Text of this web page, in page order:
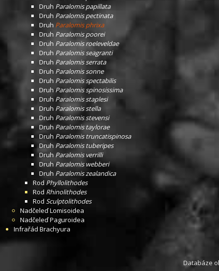
Druh Paralomis papillata
Druh Paralomis pectinata
Druh Paralomis phrixa
Druh Paralomis poorei
Druh Paralomis roeleveldae
Druh Paralomis seagranti
Druh Paralomis serrata
Druh Paralomis sonne
Druh Paralomis spectabilis
Druh Paralomis spinosissima
Druh Paralomis staplesi
Druh Paralomis stella
Druh Paralomis stevensi
Druh Paralomis taylorae
Druh Paralomis truncatispinosa
Druh Paralomis tuberipes
Druh Paralomis verrilli
Druh Paralomis webberi
Druh Paralomis zealandica
Rod Phyllolithodes
Rod Rhinolithodes
Rod Sculptolithodes
NadčeleďLomisoidea
NadčeleďPaguroidea
Infrařád Brachyura
Databáze